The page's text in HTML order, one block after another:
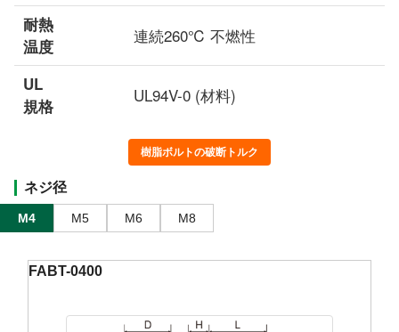
耐熱
温度
連続260℃ 不燃性
UL
規格
UL94V-0 (材料)
樹脂ボルトの破断トルク
ネジ径
M4 M5 M6 M8
FABT-0400